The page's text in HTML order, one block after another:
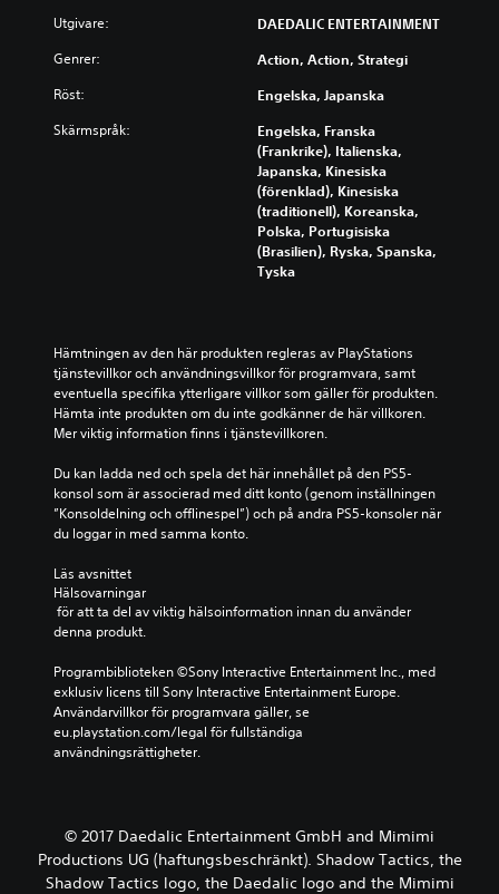
Utgivare: DAEDALIC ENTERTAINMENT
Genrer: Action, Action, Strategi
Röst: Engelska, Japanska
Skärmspråk:
Engelska, Franska
(Frankrike), Italienska,
Japanska, Kinesiska
(förenklad), Kinesiska
(traditionell), Koreanska,
Polska, Portugisiska
(Brasilien), Ryska, Spanska,
Tyska
Hämtningen av den här produkten regleras av PlayStations
tjänstevillkor och användningsvillkor för programvara, samt
eventuella specifika ytterligare villkor som gäller för produkten.
Hämta inte produkten om du inte godkänner de här villkoren.
Mer viktig information finns i tjänstevillkoren.
Du kan ladda ned och spela det här innehållet på den PS5-
konsol som är associerad med ditt konto (genom inställningen
”Konsoldelning och offlinespel”) och på andra PS5-konsoler när
du loggar in med samma konto.
Läs avsnittet
Hälsovarningar
denna produkt.
Programbiblioteken ©Sony Interactive Entertainment Inc., med
exklusiv licens till Sony Interactive Entertainment Europe.
Användarvillkor för programvara gäller, se
eu.playstation.com/legal för fullständiga
användningsrättigheter.
© 2017 Daedalic Entertainment GmbH and Mimimi
Productions UG (haftungsbeschränkt). Shadow Tactics, the
Shadow Tactics logo, the Daedalic logo and the Mimimi